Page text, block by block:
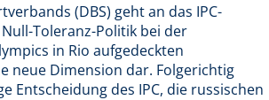
(DBS) geht an das IPC-
Toleranz-Politik bei der
in Rio aufgedeckten
neue Dimension dar. Folgerichtig
Entscheidung des IPC, die russischen